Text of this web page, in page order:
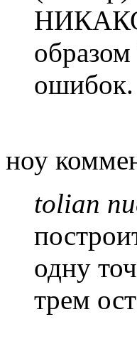
ошибок.
ноу
tolian
одну
трем